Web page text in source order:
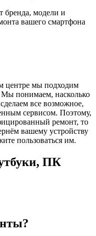
бренда, модели и
вашего смартфона
центре мы подходим
понимаем, насколько
все возможное,
сервисом. Поэтому,
ремонт, то
вашему устройству
пользоваться им.
ПК